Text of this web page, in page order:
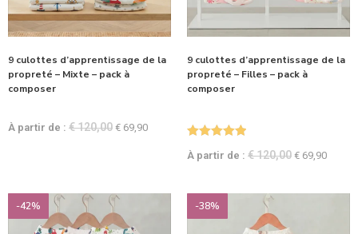
9 culottes d’apprentissage de la
propreté – Mixte – pack à
composer
À partir de : €120,00 € 69,90
9 culottes d’apprentissage de la
propreté – Filles – pack à
composer
sur 5
À partir de : €120,00 € 69,90
-42% -38%